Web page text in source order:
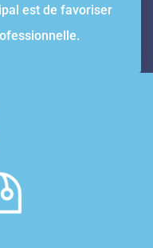
est de favoriser